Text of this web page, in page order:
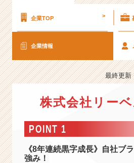
ル
で
も
1
成
企業TOP >
企業情報
最終更新
株式会社リー
POINT 1
《8年連続黒字成長》自社ブ
強み！